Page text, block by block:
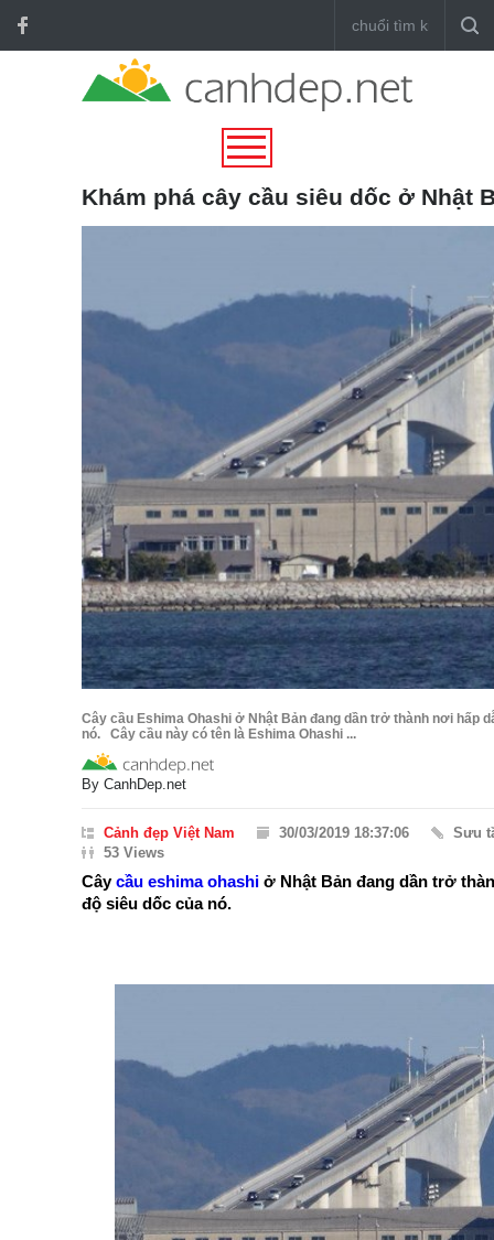
Khám phá cây cầu siêu dốc ở Nhật
Cây cầu Eshima Ohashi ở Nhật Bản đang dần trở thành nơi hấp
nó. Cây cầu này có tên là Eshima Ohashi ...
By CanhDep.net
Cảnh đẹp Việt Nam 30/03/2019 18:37:06
Sưu
53 Views
Câycầu eshima ohashi ở Nhật Bản đang dần trở
độ siêu dốc của nó.